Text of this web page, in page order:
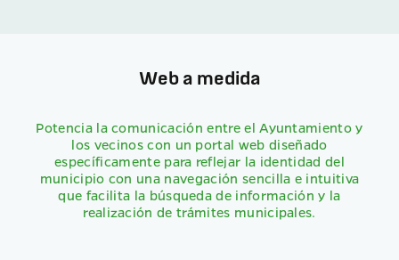
Web a medida
Potencia la comunicación entre el Ayuntamiento y
los vecinos con un portal web diseñado
específicamente para reflejar la identidad del
municipio con una navegación sencilla e intuitiva
que facilita la búsqueda de información y la
realización de trámites municipales.